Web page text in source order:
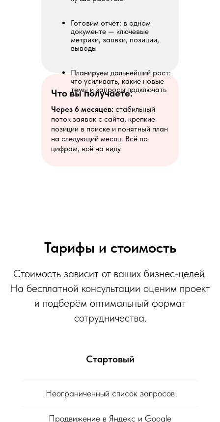
Через 6 месяцев: стабильный
поток заявок с сайта, крепкие
позиции в поиске и понятный план
на следующий месяц. Всё по
цифрам, всё на виду
Что вы получаете:
Готовим отчёт: в одном
документе — ключевые
метрики, заявки, позиции,
выводы
Планируем дальнейший рост:
что усиливать, какие новые
темы и запросы подключать
Тарифы и стоимость
Стоимость зависит от ваших бизнес-целей.
На бесплатной консультации оценим проект
и подберём оптимальный формат
сотрудничества.
Стартовый
Неограниченный список запросов
Продвижение в Яндекс и Google